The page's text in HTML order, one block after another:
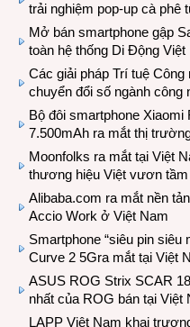
trải nghiệm pop-up cà phê
Mở bán smartphone gập
toàn hệ thống Di Động Việt
Các giải pháp Trí tuệ
chuyển đổi số ngành công
Bộ đôi smartphone
7.500mAh ra mắt thị
Moonfolks ra mắt tại Việt
thương hiệu Việt vươn tầm
Alibaba.com ra mắt nền
Accio Work ở Việt Nam
Smartphone “siêu pin siêu
Curve 2 5Gra mắt tại Việt
ASUS ROG Strix SCAR
nhất của ROG bán tại Việt
LAPP Việt Nam khai